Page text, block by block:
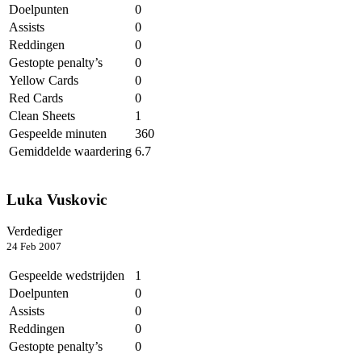
Doelpunten
0
Assists
0
Reddingen
0
Gestopte penalty’s
0
Yellow Cards
0
Red Cards
0
Clean Sheets
1
Gespeelde minuten
360
Gemiddelde waardering 6.7
Luka Vuskovic
Verdediger
24 Feb 2007
Gespeelde wedstrijden
1
Doelpunten
0
Assists
0
Reddingen
0
Gestopte penalty’s
0